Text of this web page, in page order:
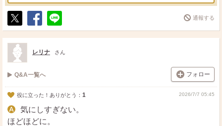
ポ
ス
ト
シ
ェ
送
る
通報する
レリナ さん
Q&A一覧へ フォロー
役に立った！ありがとう： 1 2026/7/7 05:45
気にしすぎない。
ほどほどに。